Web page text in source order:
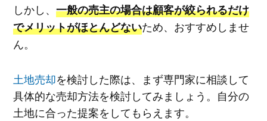
しかし、 一般の売主の場合は顧客が絞られるだけ
でメリットがほとんどないため、おすすめしませ
ん。
土地売却を検討した際は、まず専門家に相談して
具体的な売却方法を検討してみましょう。自分の
土地に合った提案をしてもらえます。